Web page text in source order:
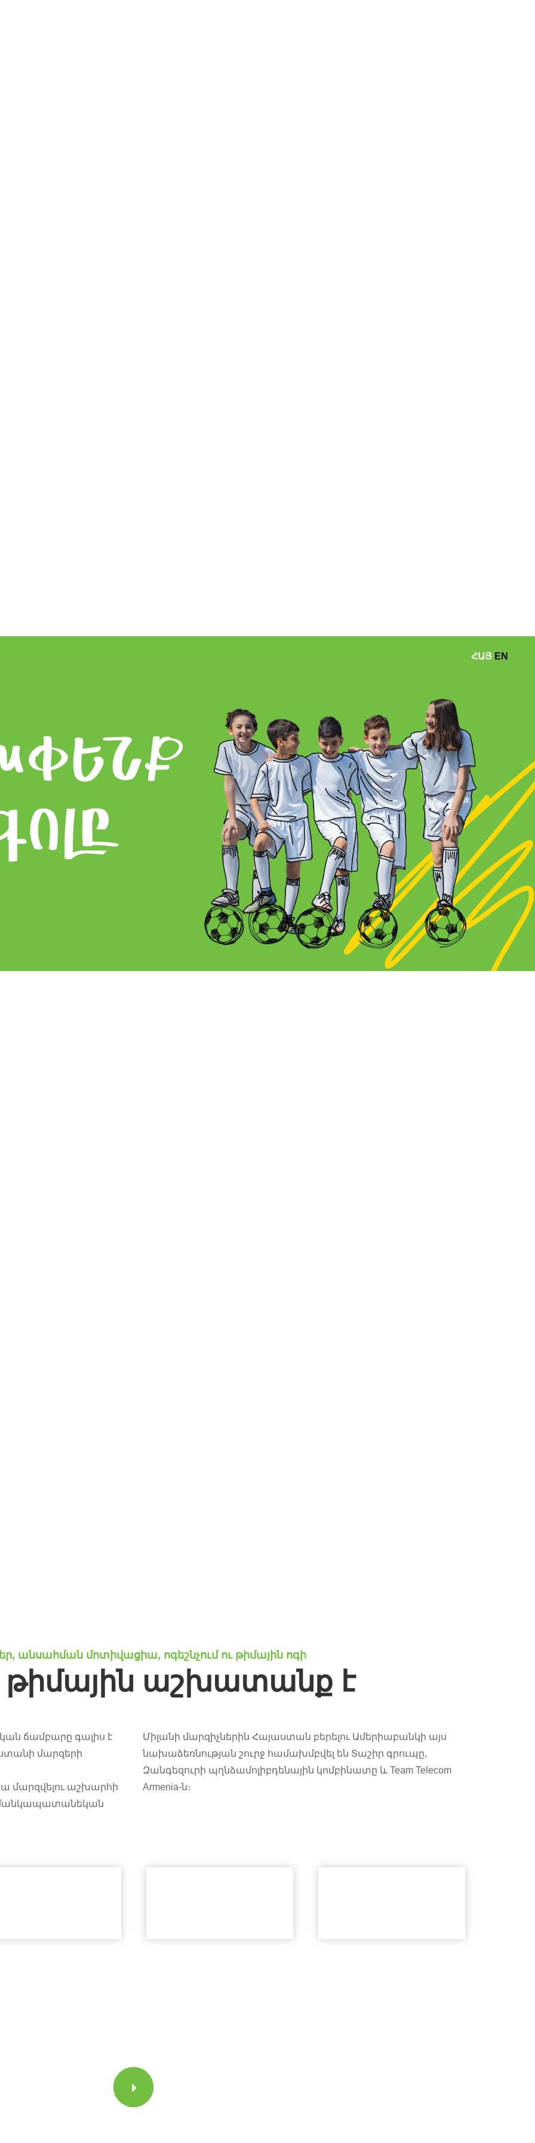
ՀԱՅ EN
անսահման մոտիվացիա, ոգեշնչում ու թիմային ոգի
թիմային աշխատանք է
ճամբարը գալիս է
մարզերի
մարզվելու աշխարհի
մանկապատանեկան
Միլանի մարզիչներին Հայաստան բերելու Ամերիաբանկի այս
նախաձեռնության շուրջ համախմբվել են Տաշիր գրուպը,
Զանգեզուրի պղնձամոլիբդենային կոմբինատը և Team Telecom
Armenia-ն։